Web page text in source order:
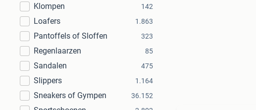
Klompen 142
Loafers 1.863
Pantoffels of Sloffen 323
Regenlaarzen 85
Sandalen 475
Slippers 1.164
Sneakers of Gympen 36.152